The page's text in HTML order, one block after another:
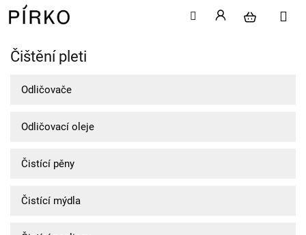
PřejítČištění pleti
Odličovače
Odličovací oleje
Čistící pěny
Čistící mýdla